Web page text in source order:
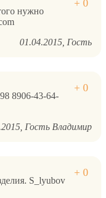
нужно
01.04.2015 Гость
8906-43-64-
Гость Владимир
S_lyubov